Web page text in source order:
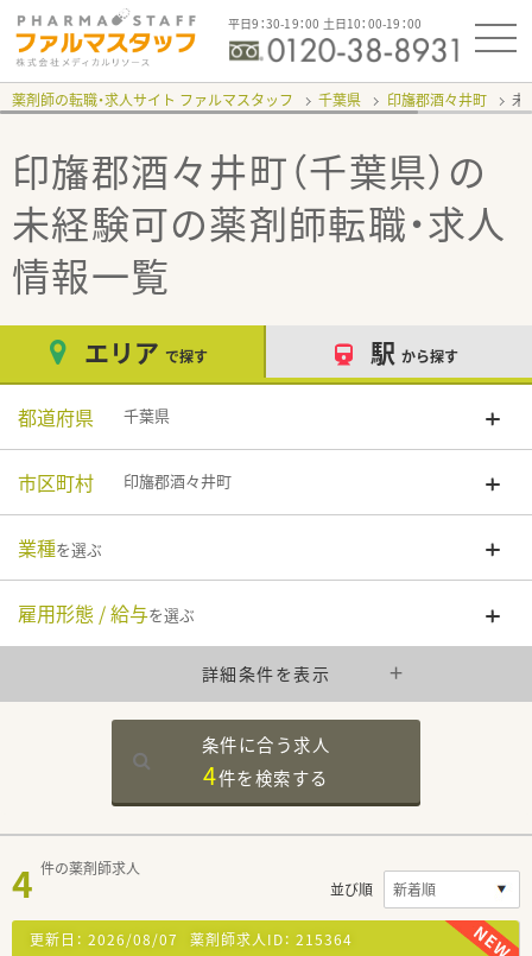
平日9：30-19：00 土日10：00-19：00
薬剤師の転職・求人サイト ファルマスタッフ 千葉県 印旛郡酒々井町 未
印旛郡酒々井町（千葉県）の
未経験可の薬剤師転職・求人
情報一覧
エリア で探す 駅 から探す
都道府県 千葉県
市区町村 印旛郡酒々井町
業種を選ぶ
雇用形態 / 給与を選ぶ
詳細条件を表示
条件に合う求人
4件を検索する
4 件の薬剤師求人
並び順
更新日： 2026/08/07 薬剤師求人ID： 215364